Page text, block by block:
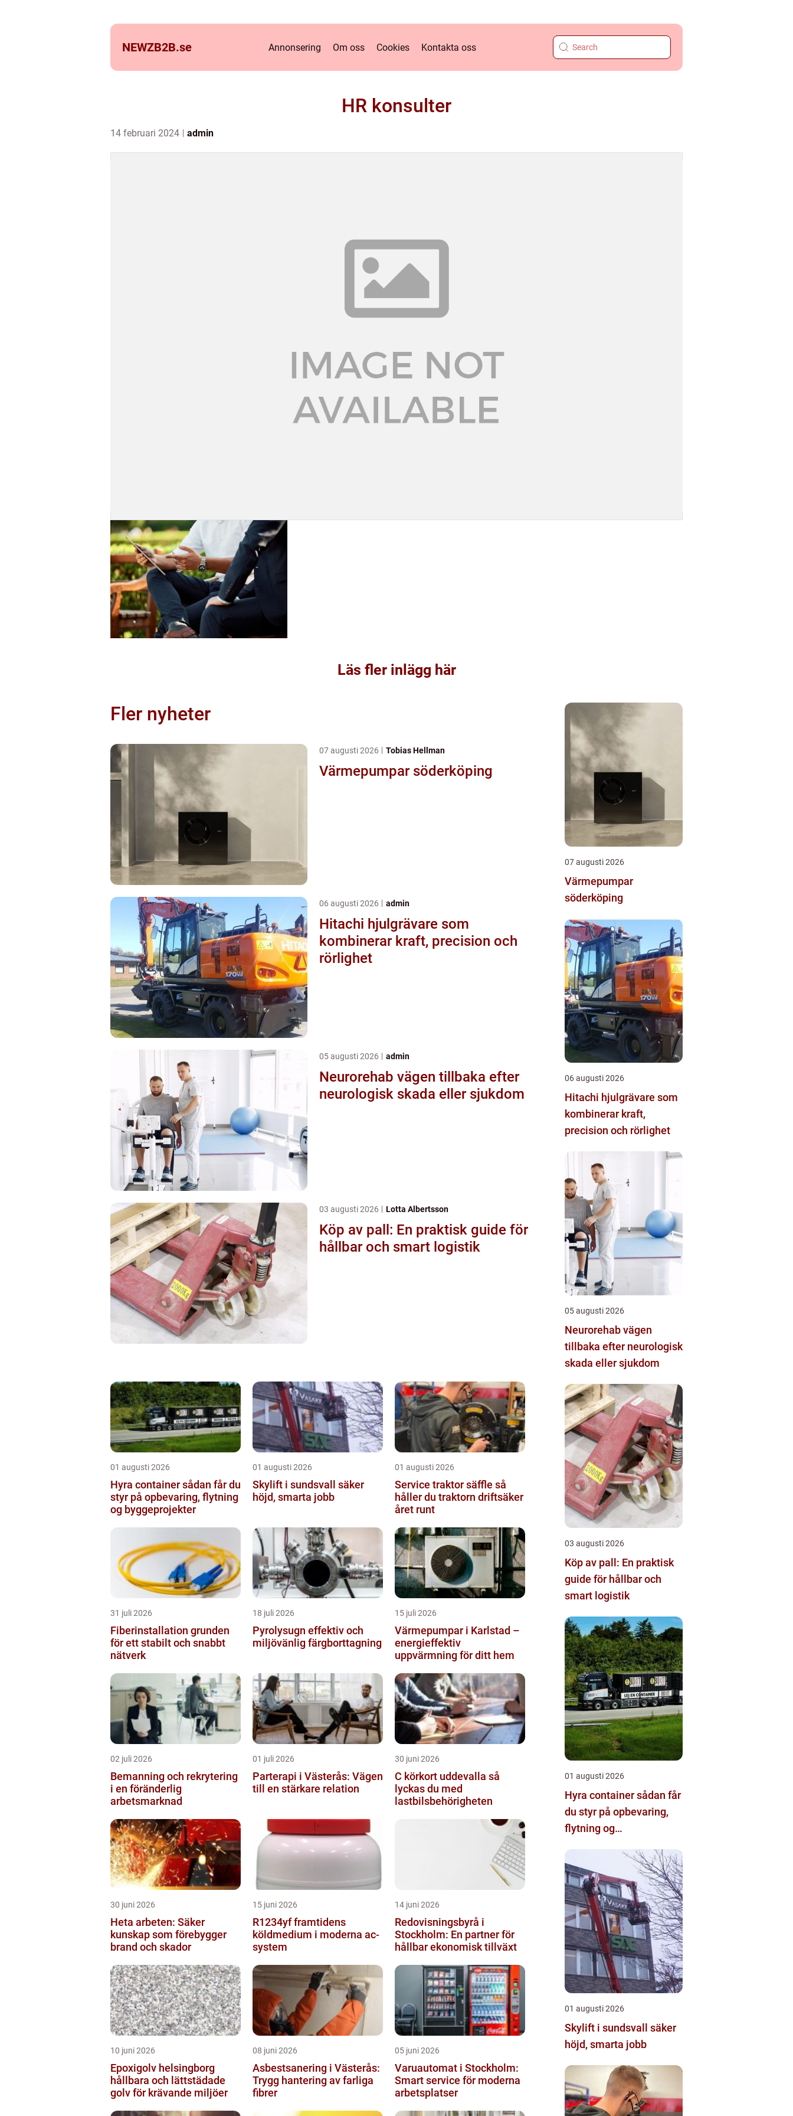
NEWZB2B.se Annonsering Om oss Cookies Kontakta oss
HR konsulter
14 februari 2024 admin
Läs fler inlägg här
Fler nyheter
07 augusti 2026 Tobias Hellman
Värmepumpar söderköping
06 augusti 2026 admin
Hitachi hjulgrävare som
kombinerar kraft, precision och
rörlighet
05 augusti 2026 admin
Neurorehab vägen tillbaka efter
neurologisk skada eller sjukdom
03 augusti 2026 Lotta Albertsson
Köp av pall: En praktisk guide för
hållbar och smart logistik
01 augusti 2026
Hyra container sådan får du
styr på opbevaring, flytning
og byggeprojekter
01 augusti 2026
Skylift i sundsvall säker
höjd, smarta jobb
01 augusti 2026
Service traktor säffle så
håller du traktorn driftsäker
året runt
31 juli 2026
Fiberinstallation grunden
för ett stabilt och snabbt
nätverk
18 juli 2026
Pyrolysugn effektiv och
miljövänlig färgborttagning
15 juli 2026
Värmepumpar i Karlstad –
energieffektiv
uppvärmning för ditt hem
02 juli 2026
Bemanning och rekrytering
i en föränderlig
arbetsmarknad
01 juli 2026
Parterapi i Västerås: Vägen
till en stärkare relation
30 juni 2026
C körkort uddevalla så
lyckas du med
lastbilsbehörigheten
30 juni 2026
Heta arbeten: Säker
kunskap som förebygger
brand och skador
15 juni 2026
R1234yf framtidens
köldmedium i moderna ac-
system
14 juni 2026
Redovisningsbyrå i
Stockholm: En partner för
hållbar ekonomisk tillväxt
10 juni 2026
Epoxigolv helsingborg
hållbara och lättstädade
golv för krävande miljöer
08 juni 2026
Asbestsanering i Västerås:
Trygg hantering av farliga
fibrer
05 juni 2026
Varuautomat i Stockholm:
Smart service för moderna
arbetsplatser
07 augusti 2026
Värmepumpar
söderköping
06 augusti 2026
Hitachi hjulgrävare som
kombinerar kraft,
precision och rörlighet
05 augusti 2026
Neurorehab vägen
tillbaka efter neurologisk
skada eller sjukdom
03 augusti 2026
Köp av pall: En praktisk
guide för hållbar och
smart logistik
01 augusti 2026
Hyra container sådan får
du styr på opbevaring,
flytning og
01 augusti 2026
Skylift i sundsvall säker
höjd, smarta jobb